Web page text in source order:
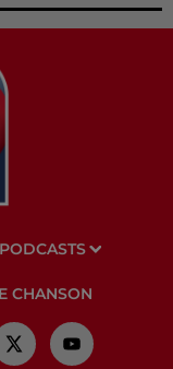
PODCASTS
CHANSON